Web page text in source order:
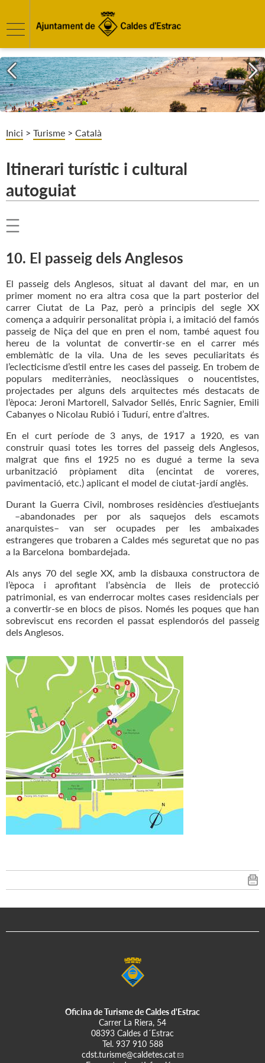
Inici > Turisme > Català
Itinerari turístic i cultural
autoguiat
10. El passeig dels Anglesos
El passeig dels Anglesos, situat al davant del mar, en un
primer moment no era altra cosa que la part posterior del
carrer Ciutat de La Paz, però a principis del segle XX
comença a adquirir personalitat pròpia i, a imitació del famós
passeig de Niça del que en pren el nom, també aquest fou
hereu de la voluntat de convertir-se en el carrer més
emblemàtic de la vila. Una de les seves peculiaritats és
l’eclecticisme d’estil entre les cases del passeig. En trobem de
populars mediterrànies, neoclàssiques o noucentistes,
projectades per alguns dels arquitectes més destacats de
l’època: Jeroni Martorell, Salvador Sellés, Enric Sagnier, Emili
Cabanyes o Nicolau Rubió i Tudurí, entre d’altres.
En el curt període de 3 anys, de 1917 a 1920, es van
construir quasi totes les torres del passeig dels Anglesos,
malgrat que fins el 1925 no es dugué a terme la seva
urbanització pròpiament dita (encintat de voreres,
pavimentació, etc.) aplicant el model de ciutat-jardí anglès.
Durant la Guerra Civil, nombroses residències d’estiuejants
–abandonades per por als saquejos dels escamots
anarquistes– van ser ocupades per les ambaixades
estrangeres que trobaren a Caldes més seguretat que no pas
a la Barcelona bombardejada.
Als anys 70 del segle XX, amb la disbauxa constructora de
l’època i aprofitant l’absència de lleis de protecció
patrimonial, es van enderrocar moltes cases residencials per
a convertir-se en blocs de pisos. Només les poques que han
sobreviscut ens recorden el passat esplendorós del passeig
dels Anglesos.
Oficina de Turisme de Caldes d'Estrac
Carrer La Riera, 54
08393 Caldes d´Estrac
Tel. 937 910 588
cdst.turisme@caldetes.cat